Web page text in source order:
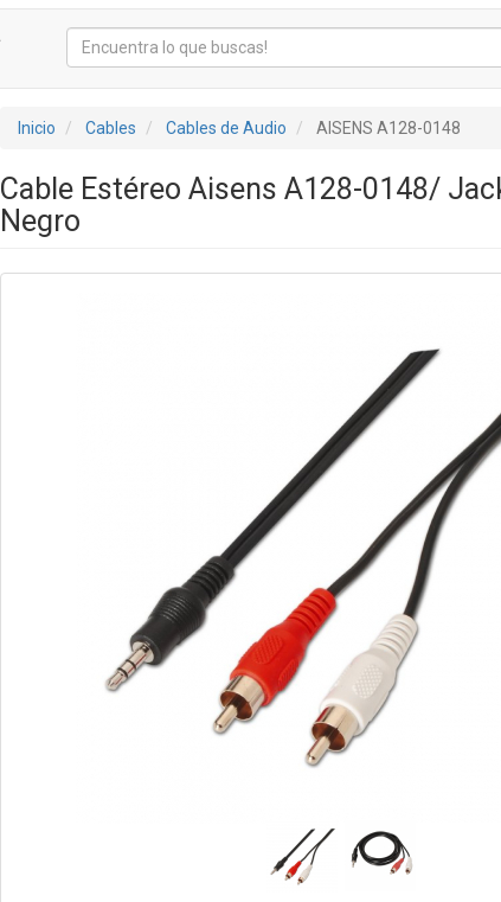
Inicio Cables Cables de Audio AISENS A128-0148
Cable Estéreo Aisens A128-0148/
Negro